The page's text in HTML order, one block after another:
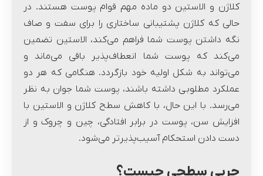
کلاژن و الاستین دو ماده مهم قوام پوست هستند. در
حالی که کلاژن پشتیبانی ساختاری را برای سفت و صاف
نگه داشتن پوست شما فراهم می‌کند، الاستین تضمین
می‌کند که پوست شما انعطاف‌پذیر باقی می‌ماند و
می‌تواند به شکل اولیه خود بازگردد. هنگامی که هر دو
عملکرد مطلوبی داشته باشند، پوست شما جوان به نظر
می‌رسد. با این حال، با کاهش سطح کلاژن و الاستین با
افزایش سن، پوست در برابر افتادگی، چین و چروک و از
دست دادن استحکام آسیب‌پذیرتر می‌شود.
چربی سطحی چیست؟